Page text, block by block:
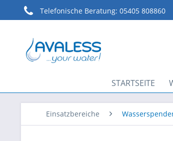
Telefonische Beratung: 05405 808860
STARTSEITE
Einsatzbereiche